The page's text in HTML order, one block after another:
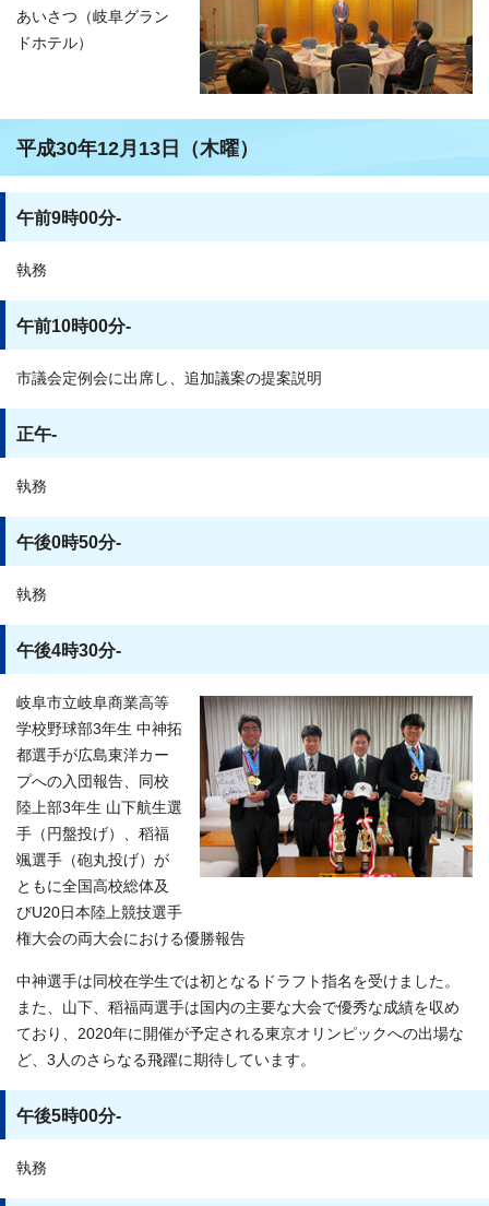
あいさつ（岐阜グラン
ドホテル）
平成30年12月13日（木曜）
午前9時00分-
執務
午前10時00分-
市議会定例会に出席し、追加議案の提案説明
正午-
執務
午後0時50分-
執務
午後4時30分-
岐阜市立岐阜商業高等
学校野球部3年生 中神拓
都選手が広島東洋カー
プへの入団報告、同校
陸上部3年生 山下航生選
手（円盤投げ）、稻福
颯選手（砲丸投げ）が
ともに全国高校総体及
びU20日本陸上競技選手
権大会の両大会における優勝報告
中神選手は同校在学生では初となるドラフト指名を受けました。
また、山下、稻福両選手は国内の主要な大会で優秀な成績を収め
ており、2020年に開催が予定される東京オリンピックへの出場な
ど、3人のさらなる飛躍に期待しています。
午後5時00分-
執務